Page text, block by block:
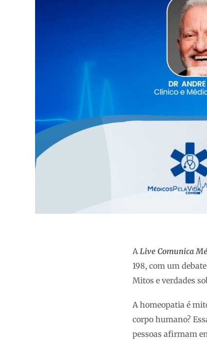
ALive Comunica
198, com um
Mitos e verdades
A homeopatia é
corpo humano?
pessoas afirmam